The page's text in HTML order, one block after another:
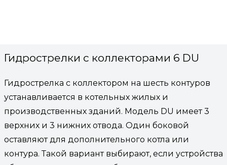
Гидрострелки с коллекторами 6 DU
Гидрострелка с коллектором на шесть контуров
устанавливается в котельных жилых и
производственных зданий. Модель DU имеет 3
верхних и 3 нижних отвода. Один боковой
оставляют для дополнительного котла или
контура. Такой вариант выбирают, если устройства